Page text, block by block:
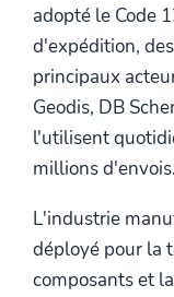
adopté le Code
d'expédition,
principaux
Geodis, DB
l'utilisent
millions d'envois.
L'industrie
déployé pour la
composants et